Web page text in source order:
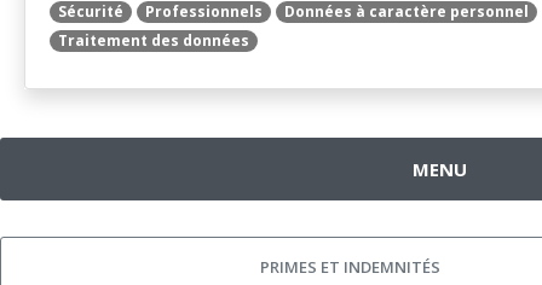
Sécurité Professionnels
Données à caractère personnel
Traitement des données
MENU
PRIMES ET INDEMNITÉS